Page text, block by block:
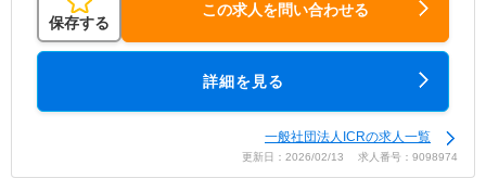
保存する
この求人を問い合わせる
詳細を見る
一般社団法人ICRの求人一覧
更新日：2026/02/13 求人番号：9098974